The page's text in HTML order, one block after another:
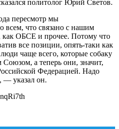
политолог Юрий Светов.
пересмотр мы
всем, что связано с нашим
как ОБСЕ и прочее. Потому что
все позиции, опять-таки как
чаще всего, которые собаку
Союзом, а теперь они, значит,
Федерацией. Надо
— указал он.